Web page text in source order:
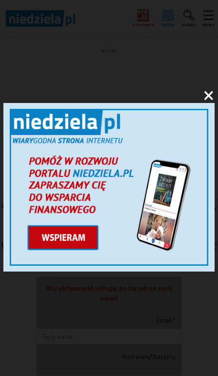
E‑WYDANIE KSIĄŻKI SZUKAJ MENU
Chcesz otrzymywać na skrzynkę mailową informacje,
o tym co nowego w naszym tygodniku?
Zamów nasz newsletter.
W dowolnym momencie możesz z niego zrezygnować
Email
Kod weryfikacyjny
×